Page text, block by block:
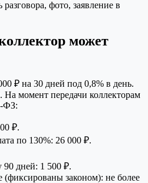
фото, заявление в
может
₽ на 30 дней под 0,8% в день.
момент передачи коллекторам
ФЗ:
₽.
по 130%: 26 000 ₽.
дней: 1 500 ₽.
(фиксированы законом): не более